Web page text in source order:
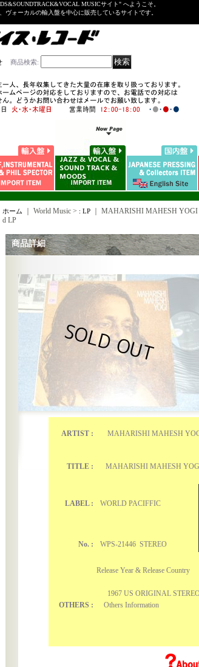
MUSICサイト" へようこそ。
ヴォーカルの輸入盤を中心に販売しているサイトです。
商品検索:
ホーム ｜ World Music > : LP｜ MAHARISHI MAHESH YOGI
d LP
商品詳細
ARTIST : MAHARISHI MAHESH
TITLE : MAHARISHI MAHESH
LABEL : WORLD PACIFFIC
No. : WPS-21446 STEREO
OTHERS :
Release Year & Release Country
1967 US ORIGINAL
Others Information